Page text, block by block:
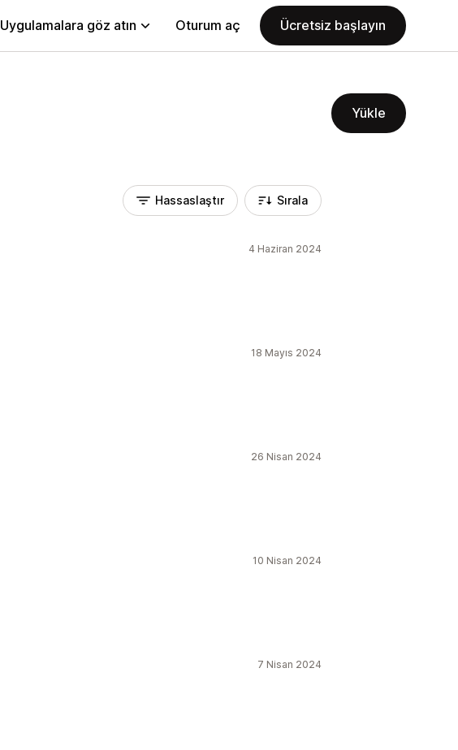
Uygulamalara göz atın Oturum aç Ücretsiz başlayın
Yükle
Hassaslaştır Sırala
4 Haziran 2024
18 Mayıs 2024
26 Nisan 2024
10 Nisan 2024
7 Nisan 2024